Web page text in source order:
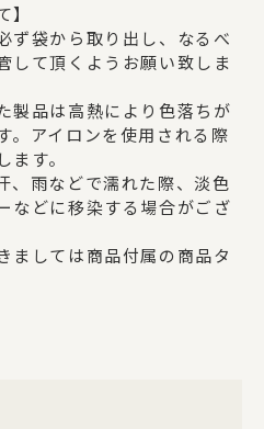
ず袋から取り出し、なるべ
して頂くようお願い致しま
製品は高熱により色落ちが
。アイロンを使用される際
す。
、雨などで濡れた際、淡色
などに移染する場合がござ
しては商品付属の商品タ